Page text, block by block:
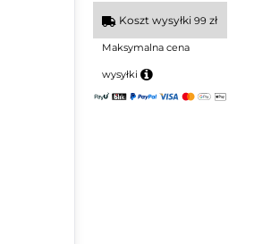
Koszt wysyłki 99 zł
Maksymalna cena
wysyłki